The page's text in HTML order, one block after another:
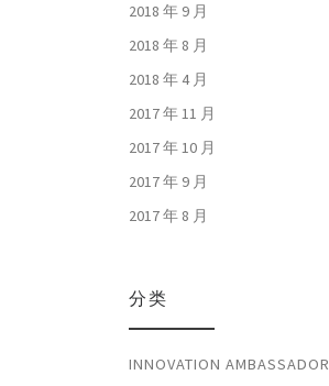
2018 年 9 月
2018 年 8 月
2018 年 4 月
2017 年 11 月
2017 年 10 月
2017 年 9 月
2017 年 8 月
分类
INNOVATION AMBASSADOR